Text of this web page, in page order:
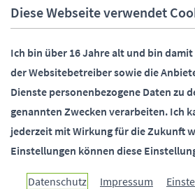
Paderborn überzeugt.
Diese Webseite verwendet
Ich bin über 16 Jahre alt und bin
der Websitebetreiber sowie die
Dienste personenbezogene Daten zu
genannten Zwecken verarbeiten. Ich
jederzeit mit Wirkung für die Zukunft
Einstellungen können diese
Datenschutz Impressum